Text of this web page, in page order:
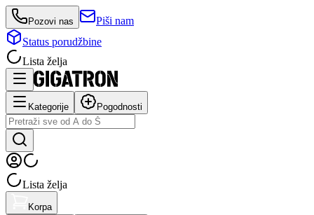
Pozovi nas
Piši nam
Status porudžbine
Lista želja
Kategorije Pogodnosti
Lista želja
Korpa